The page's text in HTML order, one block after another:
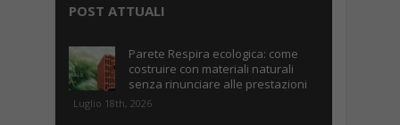
POST ATTUALI
Parete Respira ecologica: come
costruire con materiali naturali
senza rinunciare alle prestazioni
Luglio 18th, 2026